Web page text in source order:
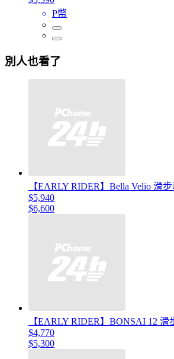
P幣
別人也看了
【EARLY RIDER】Bella Velio 滑
$5,940
$6,600
【EARLY RIDER】BONSAI 12 滑
$4,770
$5,300